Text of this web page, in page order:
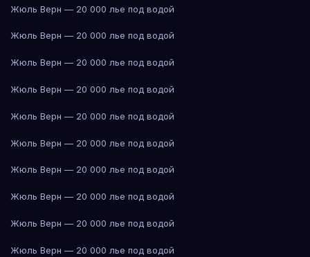
Жюль Верн — 20 000 лье под водой
Жюль Верн — 20 000 лье под водой
Жюль Верн — 20 000 лье под водой
Жюль Верн — 20 000 лье под водой
Жюль Верн — 20 000 лье под водой
Жюль Верн — 20 000 лье под водой
Жюль Верн — 20 000 лье под водой
Жюль Верн — 20 000 лье под водой
Жюль Верн — 20 000 лье под водой
Жюль Верн — 20 000 лье под водой